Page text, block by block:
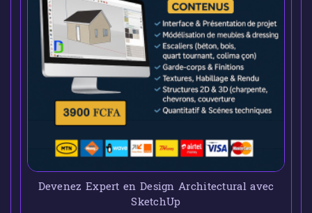
Devenez Expert en Design Architectural avec
SketchUp